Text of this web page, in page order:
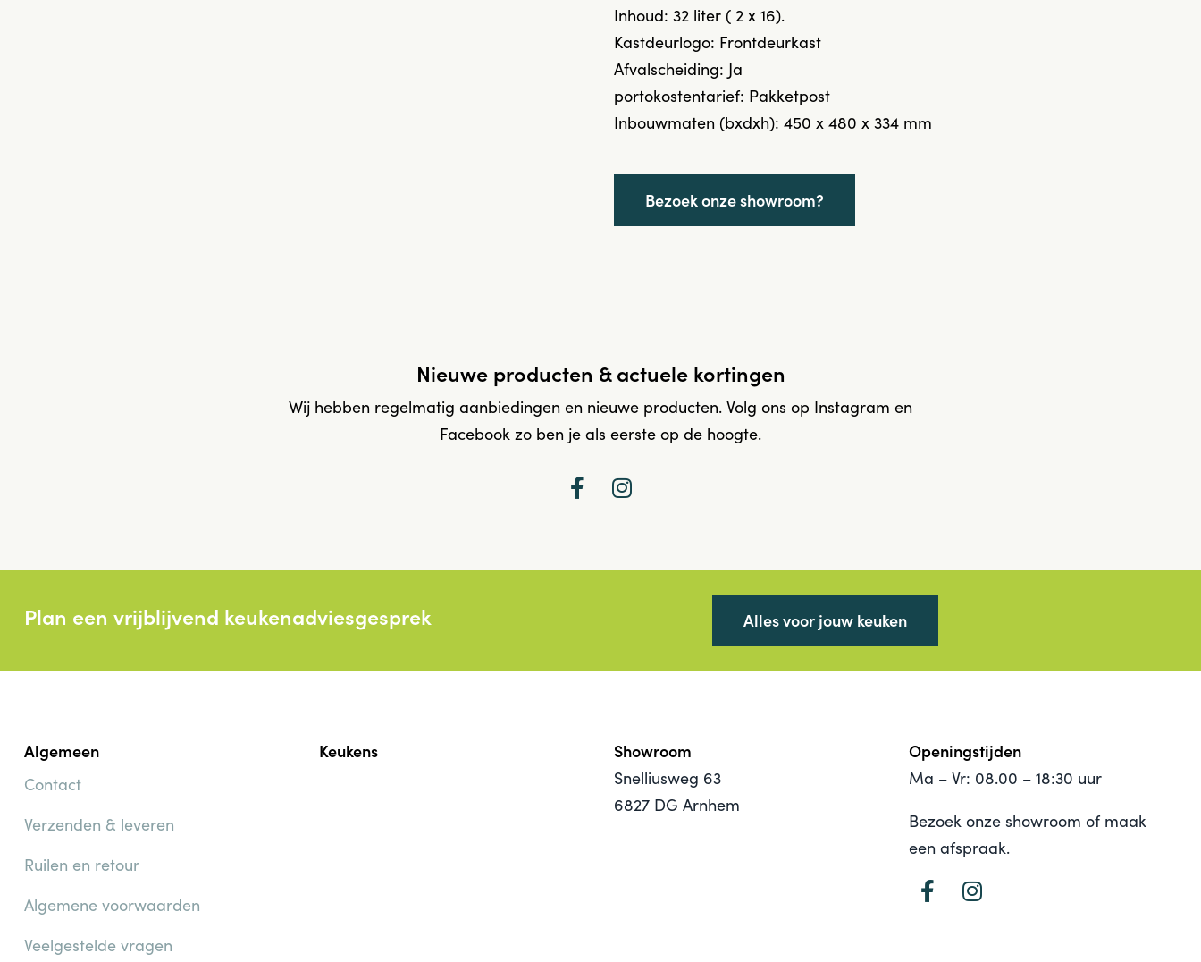
Inhoud: 32 liter ( 2 x 16).
Kastdeurlogo: Frontdeurkast
Afvalscheiding: Ja
portokostentarief: Pakketpost
Inbouwmaten (bxdxh): 450 x 480 x 334 mm
Bezoek onze showroom?
Nieuwe producten & actuele kortingen
Wij hebben regelmatig aanbiedingen en nieuwe producten. Volg ons op Instagram en
Facebook zo ben je als eerste op de hoogte.
Plan een vrijblijvend keukenadviesgesprek Alles voor jouw keuken
Algemeen
Contact
Verzenden & leveren
Ruilen en retour
Algemene voorwaarden
Veelgestelde vragen
Keukens Showroom
Snelliusweg 63
6827 DG Arnhem
Openingstijden
Ma – Vr: 08.00 – 18:30 uur
Bezoek onze showroom of maak
een afspraak.